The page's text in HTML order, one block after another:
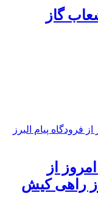
گاز
از
راهی کیش